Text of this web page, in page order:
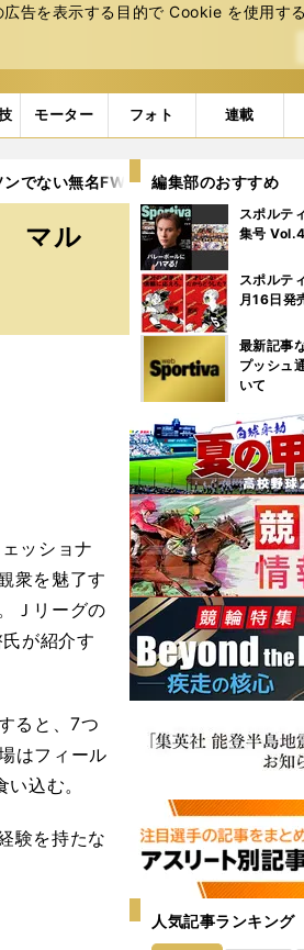
告を表⽰する⽬的で Cookie を使⽤す
モーター フォト 連載
ンでない無名FW マルキーニョスが15
マル
ッショナ
衆を魅了す
Ｊリーグの
が紹介す
ると、7つ
はフィール
込む。
験を持たな
編集部のおすすめ
スポルテ
集号
スポル
月16日発
最新記事
プッシュ
いて
人気記事ランキング